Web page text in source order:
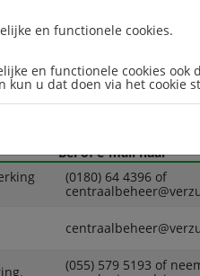
verzekeringen?
om een
tot meerdere
Bel of e-mail naar
(0180) 64 4396 of
(055) 579 5193 of
en functionele cookies.
en functionele cookies ook
u dat doen via het cookie